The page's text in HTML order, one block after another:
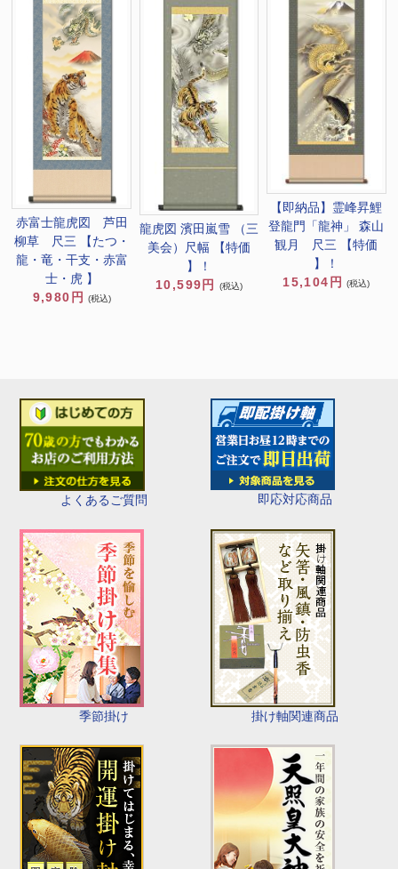
よくあるご質問 即応対応商品
季節掛け 掛け軸関連商品
赤富士龍虎図 芦田
柳草 尺三 【たつ・
龍・竜・干支・赤富
士・虎 】
9,980円
(税込)
龍虎図 濱田嵐雪 （三
美会）尺幅 【特価
】！
10,599円
(税込)
【即納品】霊峰昇鯉
登龍門「龍神」 森山
観月 尺三 【特価
】！
15,104円
(税込)